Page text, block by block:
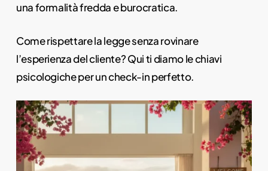
una formalità fredda e burocratica.
Come rispettare la legge senza rovinare
l’esperienza del cliente? Qui ti diamo le chiavi
psicologiche per un check-in perfetto.